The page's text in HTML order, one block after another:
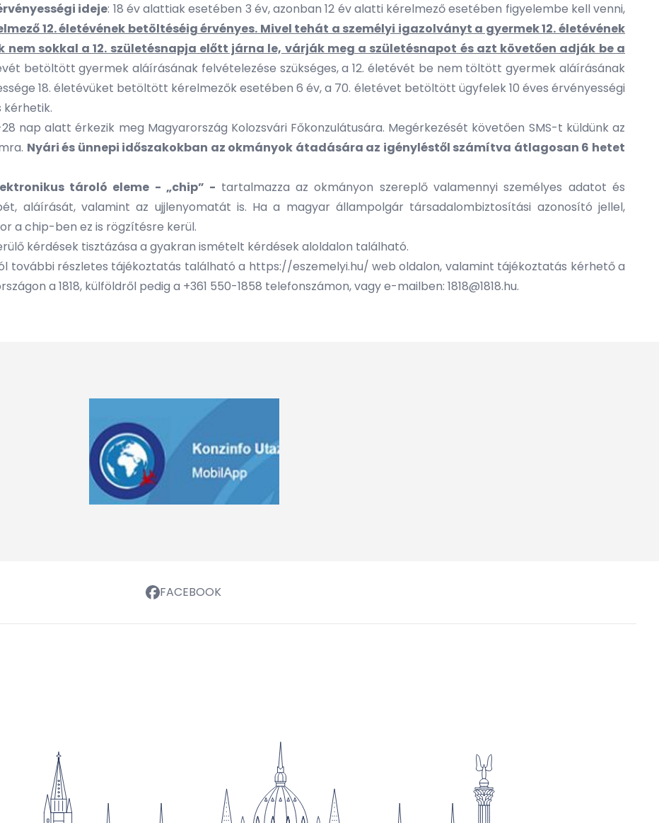
ideje: 18 év alattiak esetében 3 év, azonban 12 év alatti kérelmező esetében figyelembe kell venni,
12. életévének betöltéséig érvényes. Mivel tehát a személyi igazolványt a gyermek 12. életévének
sokkal a 12. születésnapja előtt járna le, várják meg a születésnapot és azt követően adják be a
betöltött gyermek aláírásának felvételezése szükséges, a 12. életévét be nem töltött gyermek aláírásának
18. életévüket betöltött kérelmezők esetében 6 év, a 70. életévet betöltött ügyfelek 10 éves érvényességi
kérhetik.
nap alatt érkezik meg Magyarország Kolozsvári Főkonzulátusára. Megérkezését követően SMS-t küldünk az
Nyári és ünnepi időszakokban az okmányok átadására az igényléstől számítva átlagosan 6 hetet
tároló eleme - „chip” - tartalmazza az okmányon szereplő valamennyi személyes adatot és
aláírását, valamint az ujjlenyomatát is. Ha a magyar állampolgár társadalombiztosítási azonosító jellel,
a chip-ben ez is rögzítésre kerül.
kérdések tisztázása a gyakran ismételt kérdésekaloldalon található.
további részletes tájékoztatás található a https://eszemelyi.hu/ web oldalon, valamint tájékoztatás kérhető a
a 1818, külföldről pedig a +361 550-1858 telefonszámon, vagy e-mailben: 1818@1818.hu.
FACEBOOK